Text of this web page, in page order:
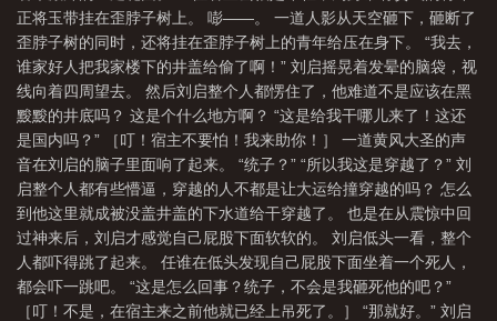
正将玉带挂在歪脖子树上。 嘭——。 一道人影从天空砸下，砸断了
歪脖子树的同时，还将挂在歪脖子树上的青年给压在身下。 “我去，
谁家好人把我家楼下的井盖给偷了啊！” 刘启摇晃着发晕的脑袋，视
线向着四周望去。 然后刘启整个人都愣住了，他难道不是应该在黑
黢黢的井底吗？ 这是个什么地方啊？ “这是给我干哪儿来了！这还
是国内吗？” ［叮！宿主不要怕！我来助你！］ 一道黄风大圣的声
音在刘启的脑子里面响了起来。 “统子？” “所以我这是穿越了？” 刘
启整个人都有些懵逼，穿越的人不都是让大运给撞穿越的吗？ 怎么
到他这里就成被没盖井盖的下水道给干穿越了。 也是在从震惊中回
过神来后，刘启才感觉自己屁股下面软软的。 刘启低头一看，整个
人都吓得跳了起来。 任谁在低头发现自己屁股下面坐着一个死人，
都会吓一跳吧。 “这是怎么回事？统子，不会是我砸死他的吧？”
［叮！不是，在宿主来之前他就已经上吊死了。］ “那就好。” 刘启